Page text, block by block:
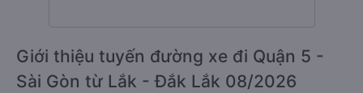
Giới thiệu tuyến đường xe đi Quận 5 -
Sài Gòn từ Lắk - Đắk Lắk 08/2026